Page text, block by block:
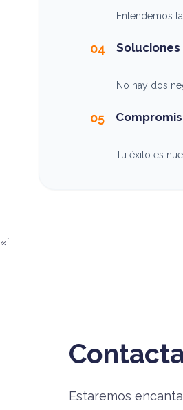
Entendemos
04
No hay dos
05
Tu éxito es
«`
Estaremos